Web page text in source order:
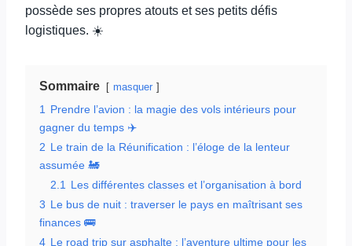
possède ses propres atouts et ses petits défis
logistiques. ☀️
Sommaire masquer
1
Prendre l’avion : la magie des vols intérieurs pour
gagner du temps ✈️
2 Le train de la Réunification : l’éloge de la lenteur
assumée 🚂
2.1
Les différentes classes et l’organisation à bord
3 Le bus de nuit : traverser le pays en maîtrisant ses
finances 🚌
4 Le road trip sur asphalte : l’aventure ultime pour les